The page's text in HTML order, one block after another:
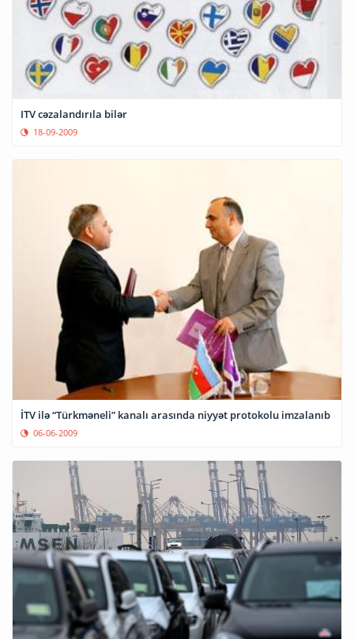
ITV cəzalandırıla bilər
18-09-2009
İTV ilə “Türkməneli” kanalı arasında niyyət protokolu imzalanıb
06-06-2009